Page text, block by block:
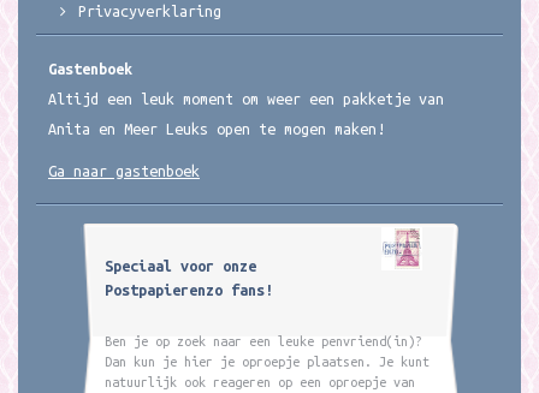
Privacyverklaring
Gastenboek
Altijd een leuk moment om weer een pakketje van
Anita en Meer Leuks open te mogen maken!
Ga naar gastenboek
Speciaal voor onze
Postpapierenzo fans!
Ben je op zoek naar een leuke penvriend(in)?
Dan kun je hier je oproepje plaatsen. Je kunt
natuurlijk ook reageren op een oproepje van